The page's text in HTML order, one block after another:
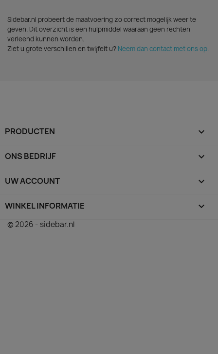
Sidebar.nl probeert de maatvoering zo correct mogelijk weer te
geven. Dit overzicht is een hulpmiddel waaraan geen rechten
verleend kunnen worden.
Ziet u grote verschillen en twijfelt u? Neem dan contact met ons op.
PRODUCTEN 
ONS BEDRIJF 
UW ACCOUNT 
WINKEL INFORMATIE keyboard_arrow_down
© 2026 - sidebar.nl